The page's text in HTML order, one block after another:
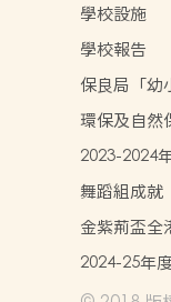
學校設施
學校報告
保良局「幼
劃
環保及自然
2023-2024
生書簿雜費
舞蹈組成就
金紫荊盃全
春繪畫大獎
2024-25年